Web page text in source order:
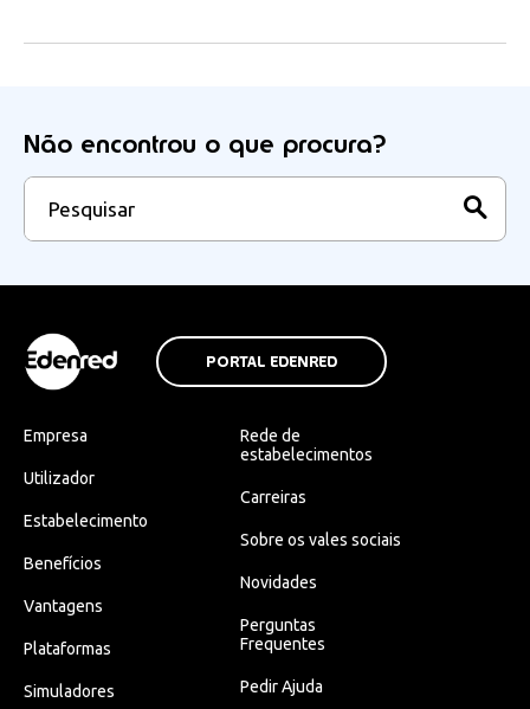
Não encontrou o que procura?
PORTAL EDENRED
Empresa
Utilizador
Estabelecimento
Benefícios
Vantagens
Plataformas
Simuladores
Rede de
estabelecimentos
Carreiras
Sobre os vales sociais
Novidades
Perguntas
Frequentes
Pedir Ajuda